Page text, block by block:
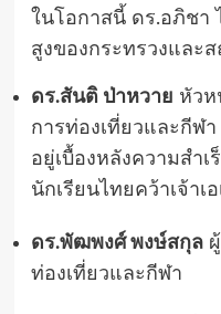
ในโอกาสนี้ ดร.อภิชา
สูงของกระทรวงและ
ดร.สันติ ป่าหวาย หัวห
การท่องเที่ยวและกีฬ
อยู่เบื้องหลังความสำ
นักเรียนไทยคว้าเจ้าเอ
ดร.พัฒพงศ์ พงษ์สกุลผู้
ท่องเที่ยวและกีฬา